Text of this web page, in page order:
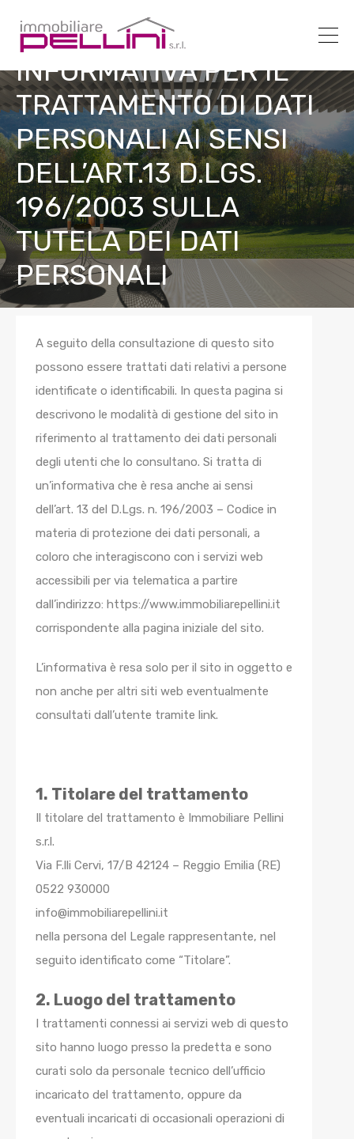
INFORMATIVA PER IL
TRATTAMENTO DI DATI
PERSONALI AI SENSI
DELL’ART.13 D.LGS.
196/2003 SULLA
TUTELA DEI DATI
PERSONALI
A seguito della consultazione di questo sito
possono essere trattati dati relativi a persone
identificate o identificabili. In questa pagina si
descrivono le modalità di gestione del sito in
riferimento al trattamento dei dati personali
degli utenti che lo consultano. Si tratta di
un’informativa che è resa anche ai sensi
dell’art. 13 del D.Lgs. n. 196/2003 – Codice in
materia di protezione dei dati personali, a
coloro che interagiscono con i servizi web
accessibili per via telematica a partire
dall’indirizzo: https://www.immobiliarepellini.it
corrispondente alla pagina iniziale del sito.
L’informativa è resa solo per il sito in oggetto e
non anche per altri siti web eventualmente
consultati dall’utente tramite link.
1. Titolare del trattamento
Il titolare del trattamento è Immobiliare Pellini
s.r.l.
Via F.lli Cervi, 17/B 42124 – Reggio Emilia (RE)
0522 930000
info@immobiliarepellini.it
nella persona del Legale rappresentante, nel
seguito identificato come “Titolare”.
2. Luogo del trattamento
I trattamenti connessi ai servizi web di questo
sito hanno luogo presso la predetta e sono
curati solo da personale tecnico dell’ufficio
incaricato del trattamento, oppure da
eventuali incaricati di occasionali operazioni di